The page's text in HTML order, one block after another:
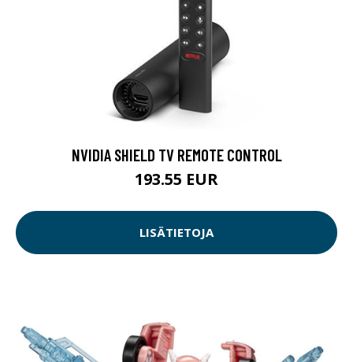
NVIDIA SHIELD TV REMOTE CONTROL
193.55 EUR
LISÄTIETOJA